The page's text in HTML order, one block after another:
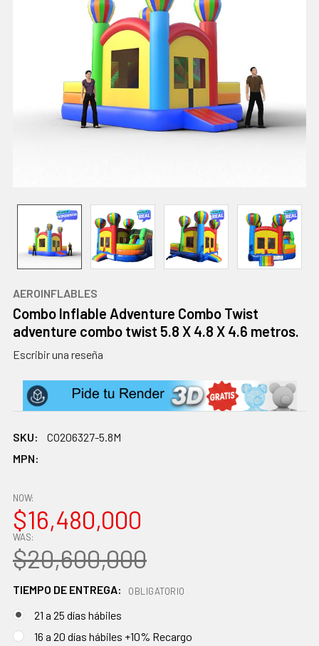
AEROINFLABLES
Combo Inflable Adventure Combo Twist
adventure combo twist 5.8 X 4.8 X 4.6 metros.
Escribir una reseña
SKU:
CO206327-5.8M
MPN:
NOW:
$16,480,000
WAS:
$20,600,000
TIEMPO DE ENTREGA: OBLIGATORIO
21 a 25 días hábiles
16 a 20 días hábiles +10% Recargo